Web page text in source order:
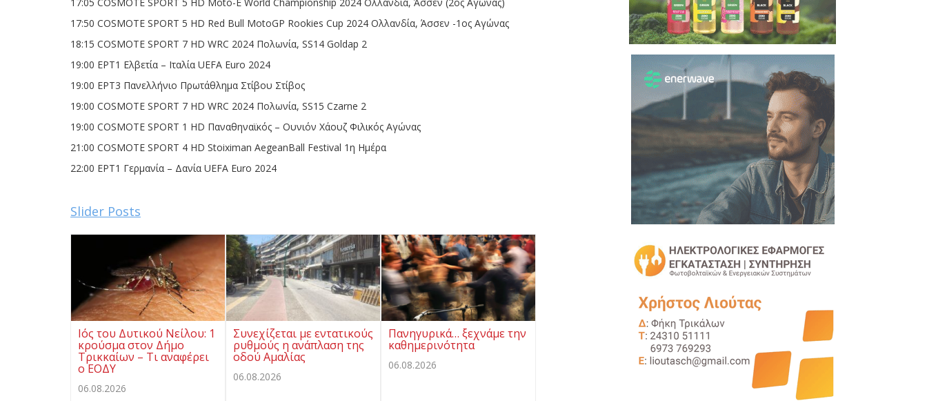
17:50 COSMOTE SPORT 5 HD Red Bull MotoGP Rookies Cup 2024 Ολλανδία, Άσσεν -1ος Αγώνας
18:15 COSMOTE SPORT 7 HD WRC 2024 Πολωνία, SS14 Goldap 2
19:00 ΕΡΤ1 Ελβετία – Ιταλία UEFA Euro 2024
19:00 ΕΡΤ3 Πανελλήνιο Πρωτάθλημα Στίβου Στίβος
19:00 COSMOTE SPORT 7 HD WRC 2024 Πολωνία, SS15 Czarne 2
19:00 COSMOTE SPORT 1 HD Παναθηναϊκός – Ουνιόν Χάουζ Φιλικός Αγώνας
21:00 COSMOTE SPORT 4 HD Stoiximan AegeanBall Festival 1η Ημέρα
22:00 ΕΡΤ1 Γερμανία – Δανία UEFA Euro 2024
Slider Posts
Ιός του Δυτικού Νείλου: 1
κρούσμα στον Δήμο
Τρικκαίων – Τι αναφέρει
ο ΕΟΔΥ
06.08.2026
Συνεχίζεται με εντατικούς
ρυθμούς η ανάπλαση της
οδού Αμαλίας
06.08.2026
Πανηγυρικά… ξεχνάμε την
καθημερινότητα
06.08.2026